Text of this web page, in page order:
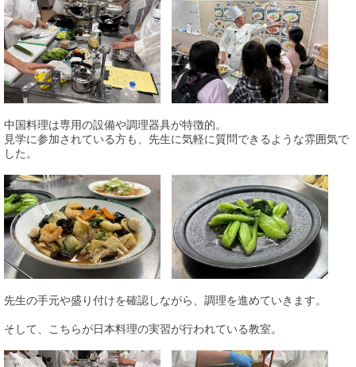
中国料理は専用の設備や調理器具が特徴的。
見学に参加されている方も、先生に気軽に質問できるような雰囲気で
した。
先生の手元や盛り付けを確認しながら、調理を進めていきます。
そして、こちらが日本料理の実習が行われている教室。